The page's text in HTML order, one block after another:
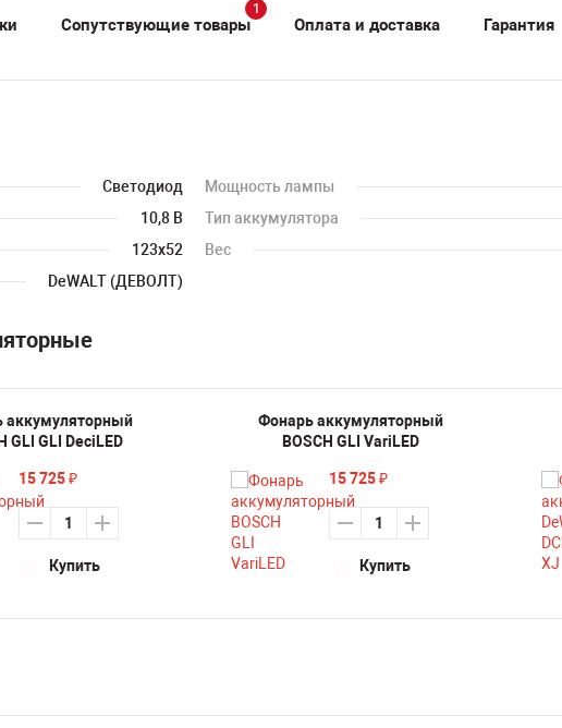
Сопутствующие товары
1
Оплата и доставка Гарантия
Светодиод Мощность лампы
10,8 В Тип аккумулятора
123х52 Вес
DeWALT (ДЕВОЛТ)
аккумуляторный
GLI GLI DeciLED
15 725 ₽
Купить
Фонарь аккумуляторный
BOSCH GLI VariLED
15 725 ₽
Купить